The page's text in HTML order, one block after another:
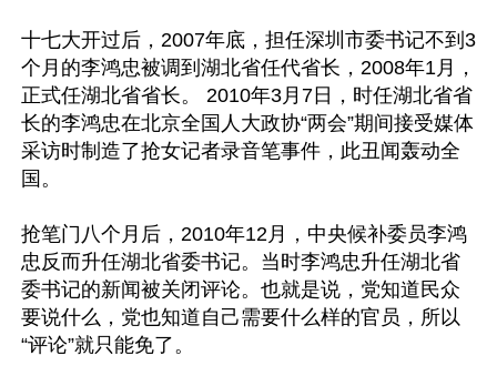
十七大开过后，2007年底，担任深圳市委书记不到3
个月的李鸿忠被调到湖北省任代省长，2008年1月，
正式任湖北省省长。 2010年3月7日，时任湖北省省
长的李鸿忠在北京全国人大政协“两会”期间接受媒体
采访时制造了抢女记者录音笔事件，此丑闻轰动全
国。
抢笔门八个月后，2010年12月，中央候补委员李鸿
忠反而升任湖北省委书记。当时李鸿忠升任湖北省
委书记的新闻被关闭评论。也就是说，党知道民众
要说什么，党也知道自己需要什么样的官员，所以
“评论”就只能免了。